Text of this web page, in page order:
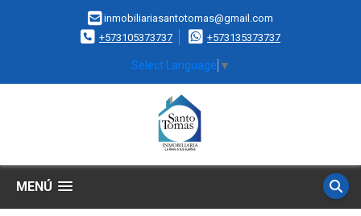
inmobiliariasantotomas@gmail.com
+573105373737
+573135373737
Select Language ▼
MENÚ